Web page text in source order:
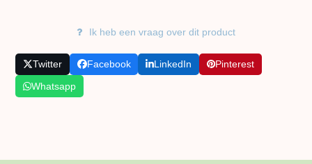
Ik heb een vraag over dit product
Twitter Facebook LinkedIn
Pinterest
Whatsapp